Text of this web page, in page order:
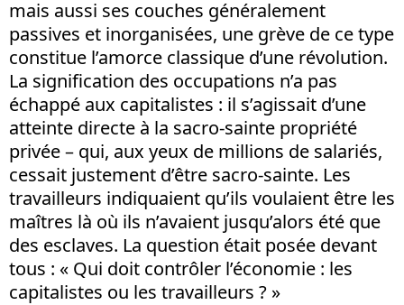
mais aussi ses couches généralement
passives et inorganisées, une grève de ce type
constitue l’amorce classique d’une révolution.
La signification des occupations n’a pas
échappé aux capitalistes : il s’agissait d’une
atteinte directe à la sacro-sainte propriété
privée – qui, aux yeux de millions de salariés,
cessait justement d’être sacro-sainte. Les
travailleurs indiquaient qu’ils voulaient être les
maîtres là où ils n’avaient jusqu’alors été que
des esclaves. La question était posée devant
tous : « Qui doit contrôler l’économie : les
capitalistes ou les travailleurs ? »